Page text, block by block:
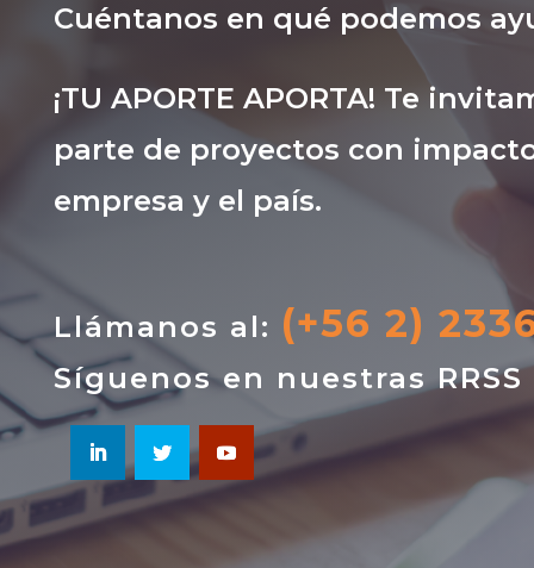
Cuéntanos en qué podemos
¡TU APORTE APORTA! Te
parte de proyectos con
empresa y el país.
Llámanos al: (+56 2)
Síguenos en nuestras RRSS